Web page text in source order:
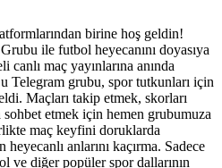
birine hoş geldin!
ile futbol heyecanını doyasıya
maç yayınlarına anında
Telegram grubu, spor tutkunları için
Maçları takip etmek, skorları
etmek için hemen grubumuza
maç keyfini doruklarda
anlarını kaçırma. Sadece
ve diğer popüler spor dallarının